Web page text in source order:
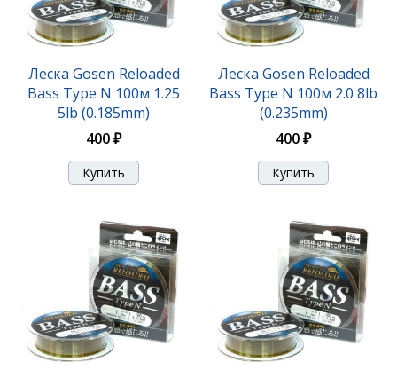
Леска Gosen Reloaded
Bass Type N 100м 1.25
5lb (0.185mm)
400 ₽
Леска Gosen Reloaded
Bass Type N 100м 2.0 8lb
(0.235mm)
400 ₽